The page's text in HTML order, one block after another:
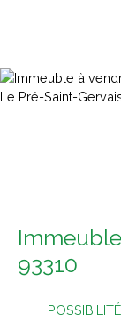
93310